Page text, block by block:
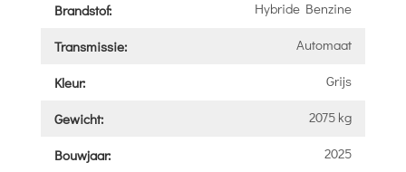
Brandstof: Hybride Benzine
Transmissie: Automaat
Kleur: Grijs
Gewicht: 2075 kg
Bouwjaar: 2025